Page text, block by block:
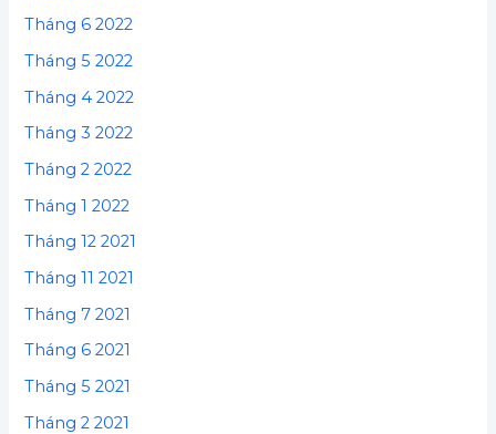
Tháng 6 2022
Tháng 5 2022
Tháng 4 2022
Tháng 3 2022
Tháng 2 2022
Tháng 1 2022
Tháng 12 2021
Tháng 11 2021
Tháng 7 2021
Tháng 6 2021
Tháng 5 2021
Tháng 2 2021